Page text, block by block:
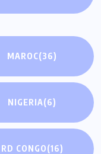
MAROC(36)
NIGERIA(6)
RD CONGO(16)